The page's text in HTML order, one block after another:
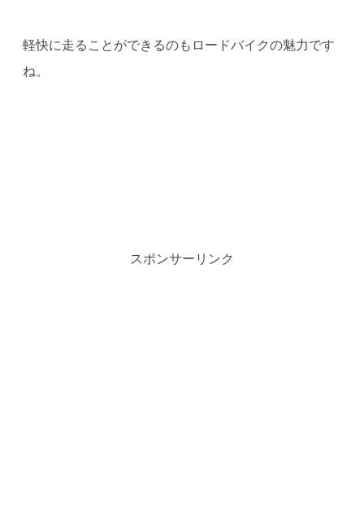
軽快に走ることができるのもロードバイクの魅力です
ね。
スポンサーリンク